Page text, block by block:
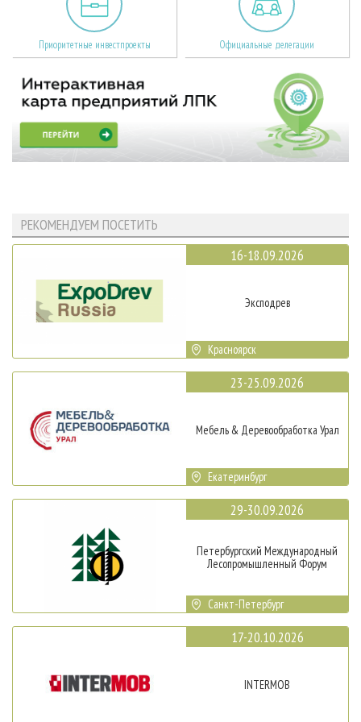
Приоритетные инвестпроекты Официальные делегации
РЕКОМЕНДУЕМ ПОСЕТИТЬ
16-18.09.2026
Эксподрев
Красноярск
23-25.09.2026
Мебель & Деревообработка Урал
Екатеринбург
29-30.09.2026
Петербургский Международный
Лесопромышленный Форум
Санкт-Петербург
17-20.10.2026
INTERMOB